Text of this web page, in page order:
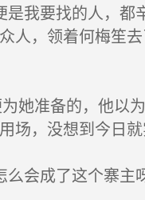
我要找的人，都
人，领着何梅笙
她准备的，他以
场，没想到今日就
会成了这个寨主